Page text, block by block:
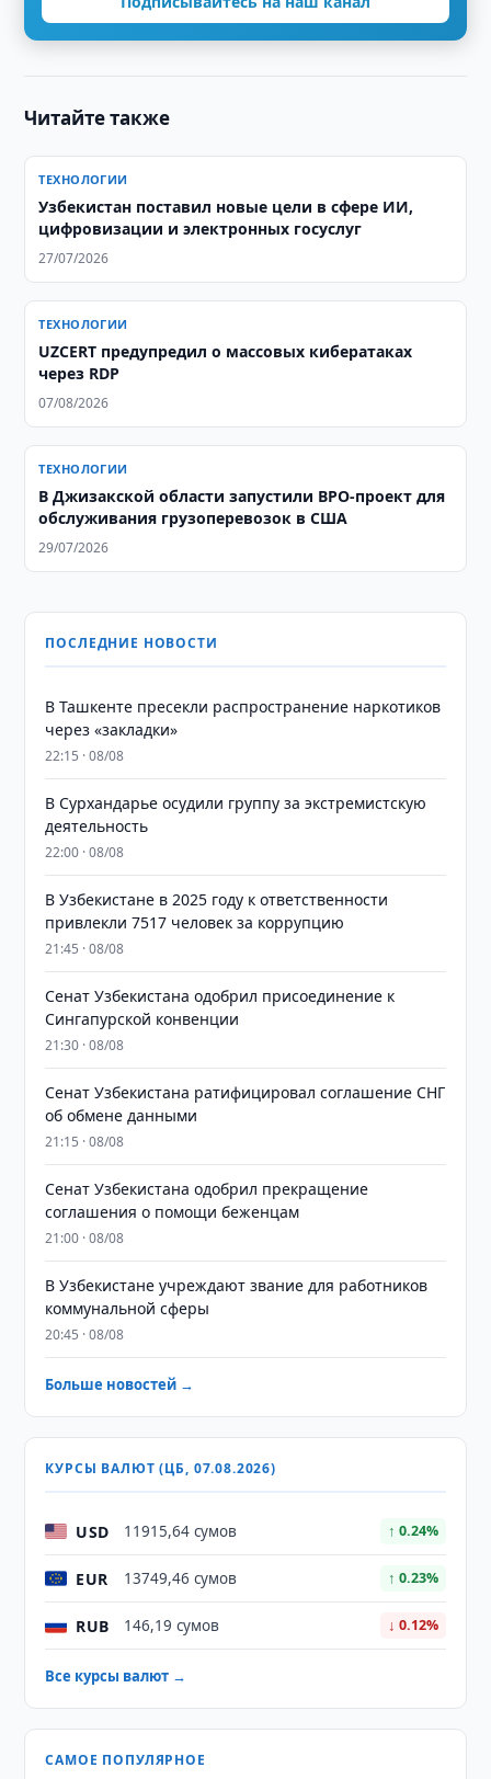
Читайте также
ТЕХНОЛОГИИ
Узбекистан поставил новые цели в сфере ИИ,
цифровизации и электронных госуслуг
27/07/2026
ТЕХНОЛОГИИ
UZCERT предупредил о массовых кибератаках
через RDP
07/08/2026
ТЕХНОЛОГИИ
В Джизакской области запустили BPO-проект для
обслуживания грузоперевозок в США
29/07/2026
ПОСЛЕДНИЕ НОВОСТИ
В Ташкенте пресекли распространение наркотиков
через «закладки»
22:15 · 08/08
В Сурхандарье осудили группу за экстремистскую
деятельность
22:00 · 08/08
В Узбекистане в 2025 году к ответственности
привлекли 7517 человек за коррупцию
21:45 · 08/08
Сенат Узбекистана одобрил присоединение к
Сингапурской конвенции
21:30 · 08/08
Сенат Узбекистана ратифицировал соглашение СНГ
об обмене данными
21:15 · 08/08
Сенат Узбекистана одобрил прекращение
соглашения о помощи беженцам
21:00 · 08/08
В Узбекистане учреждают звание для работников
коммунальной сферы
20:45 · 08/08
Больше новостей →
КУРСЫ ВАЛЮТ (ЦБ, 07.08.2026)
USD 11915,64 сумов ↑ 0.24%
EUR 13749,46 сумов ↑ 0.23%
RUB 146,19 сумов ↓ 0.12%
Все курсы валют →
САМОЕ ПОПУЛЯРНОЕ